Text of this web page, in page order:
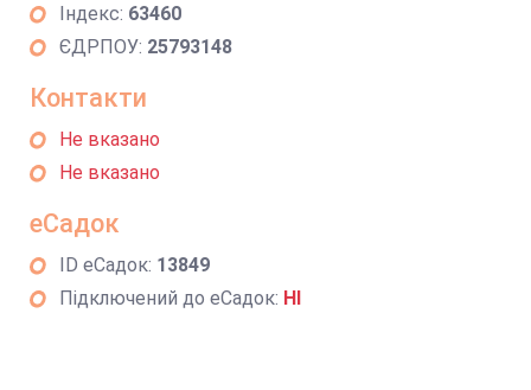
Індекс: 63460
ЄДРПОУ: 25793148
Контакти
Не вказано
Не вказано
еСадок
ID еСадок: 13849
Підключений до еСадок: НІ